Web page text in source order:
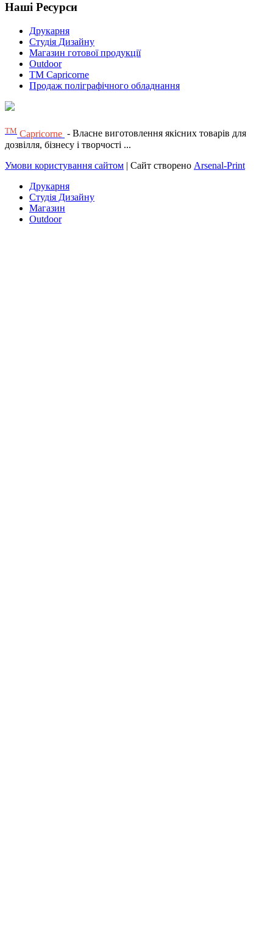
Наші Ресурси
Друкарня
Студія Дизайну
Магазин готової продукції
Outdoor
TM Capricorne
Продаж поліграфічного обладнання
ТМ Capricorne - Власне виготовлення якісних товарів для
дозвілля, бізнесу і творчості ...
Умови користування сайтом | Сайт створено Arsenal-Print
Друкарня
Студія Дизайну
Магазин
Outdoor